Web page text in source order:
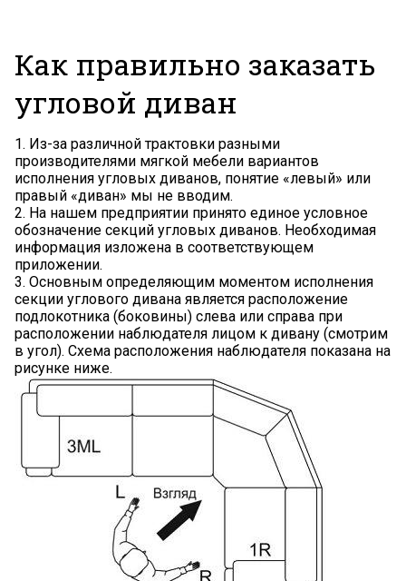
Как правильно заказать
угловой диван
1. Из-за различной трактовки разными
производителями мягкой мебели вариантов
исполнения угловых диванов, понятие «левый» или
правый «диван» мы не вводим.
2. На нашем предприятии принято единое условное
обозначение секций угловых диванов. Необходимая
информация изложена в соответствующем
приложении.
3. Основным определяющим моментом исполнения
секции углового дивана является расположение
подлокотника (боковины) слева или справа при
расположении наблюдателя лицом к дивану (смотрим
в угол). Схема расположения наблюдателя показана на
рисунке ниже.